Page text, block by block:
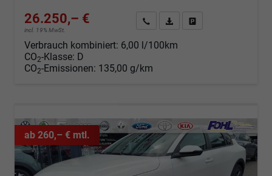
26.250,– €
incl. 19% MwSt.
Angebot anfordern
Fahrzeugexpose (PDF)
Verbrauch kombiniert: 6,00 l/100km
CO2-Klasse: D
CO2-Emissionen: 135,00 g/km
ab 260,– € mtl.